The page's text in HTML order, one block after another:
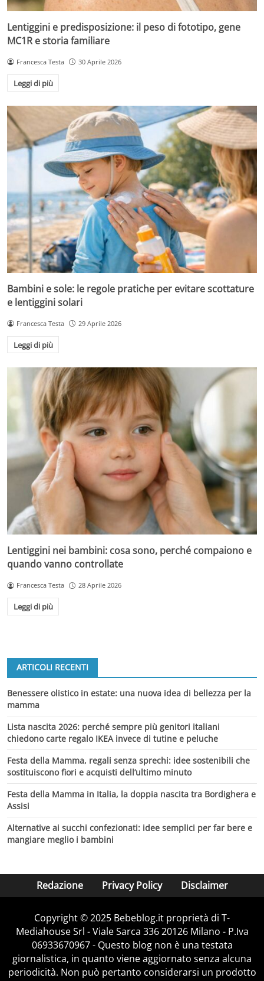
Lentiggini e predisposizione: il peso di fototipo, gene
MC1R e storia familiare
Francesca Testa 30 Aprile 2026
Leggi di più
Bambini e sole: le regole pratiche per evitare scottature
e lentiggini solari
Francesca Testa 29 Aprile 2026
Leggi di più
Lentiggini nei bambini: cosa sono, perché compaiono e
quando vanno controllate
Francesca Testa 28 Aprile 2026
Leggi di più
ARTICOLI RECENTI
Benessere olistico in estate: una nuova idea di bellezza per la
mamma
Lista nascita 2026: perché sempre più genitori italiani
chiedono carte regalo IKEA invece di tutine e peluche
Festa della Mamma, regali senza sprechi: idee sostenibili che
sostituiscono fiori e acquisti dell’ultimo minuto
Festa della Mamma in Italia, la doppia nascita tra Bordighera e
Assisi
Alternative ai succhi confezionati: idee semplici per far bere e
mangiare meglio i bambini
Redazione Privacy Policy Disclaimer
Copyright © 2025 Bebeblog.it proprietà di T-
Mediahouse Srl - Viale Sarca 336 20126 Milano - P.Iva
06933670967 - Questo blog non è una testata
giornalistica, in quanto viene aggiornato senza alcuna
periodicità. Non può pertanto considerarsi un prodotto